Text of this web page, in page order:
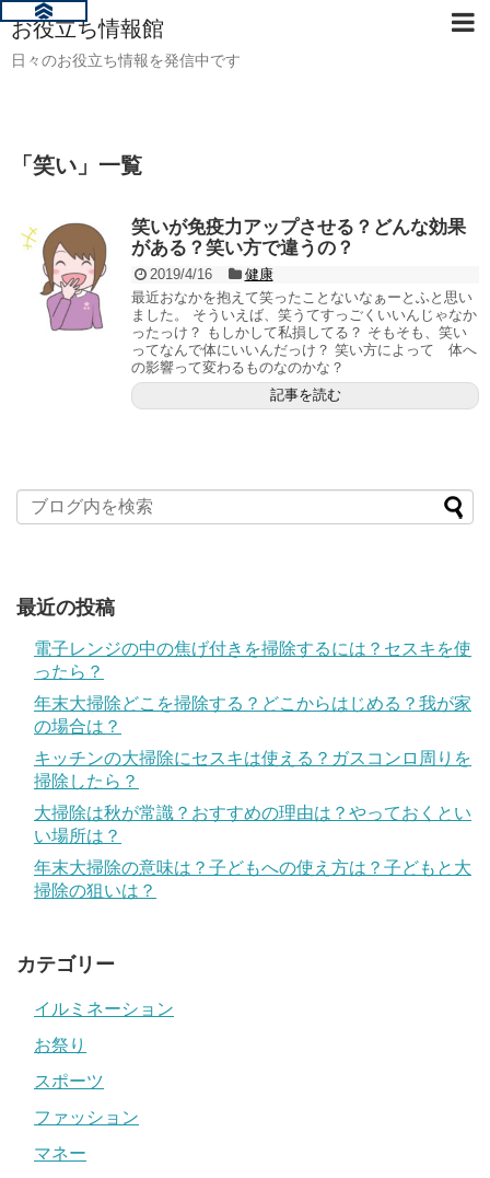
お役立ち情報館
日々のお役立ち情報を発信中です
「 笑い 」 一覧
笑いが免疫力アップさせる？どんな効果
がある？笑い方で違うの？
2019/4/16
健康
最近おなかを抱えて笑ったことないなぁーとふと思い
ました。 そういえば、笑うてすっごくいいんじゃなか
ったっけ？ もしかして私損してる？ そもそも、笑い
ってなんで体にいいんだっけ？ 笑い方によって 体へ
の影響って変わるものなのかな？
記事を読む
最近の投稿
電子レンジの中の焦げ付きを掃除するには？セスキを使
ったら？
年末大掃除どこを掃除する？どこからはじめる？我が家
の場合は？
キッチンの大掃除にセスキは使える？ガスコンロ周りを
掃除したら？
大掃除は秋が常識？おすすめの理由は？やっておくとい
い場所は？
年末大掃除の意味は？子どもへの使え方は？子どもと大
掃除の狙いは？
カテゴリー
イルミネーション
お祭り
スポーツ
ファッション
マネー